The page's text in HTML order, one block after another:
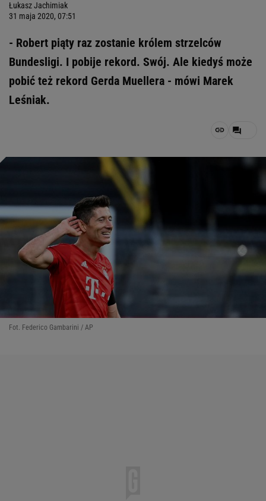
Łukasz Jachimiak
31 maja 2020, 07:51
- Robert piąty raz zostanie królem strzelców
Bundesligi. I pobije rekord. Swój. Ale kiedyś może
pobić też rekord Gerda Muellera - mówi Marek
Leśniak.
Fot. Federico Gambarini / AP